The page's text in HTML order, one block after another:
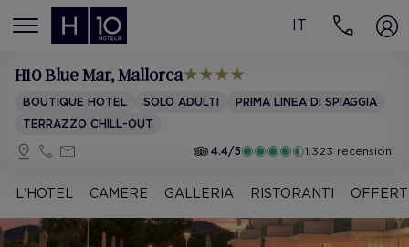
MENÚ
IT
H10 Blue Mar, Mallorca
BOUTIQUE HOTEL SOLO ADULTI
PRIMA LINEA DI SPIAGGIA
TERRAZZO CHILL-OUT
4.4/5
1.323 recensioni
L'HOTEL CAMERE GALLERIA RISTORANTI